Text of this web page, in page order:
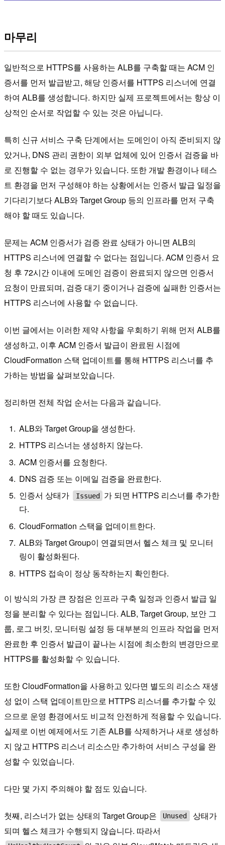
마무리
일반적으로 HTTPS를 사용하는 ALB를 구축할 때는 ACM 인
증서를 먼저 발급받고, 해당 인증서를 HTTPS 리스너에 연결
하여 ALB를 생성합니다. 하지만 실제 프로젝트에서는 항상 이
상적인 순서로 작업할 수 있는 것은 아닙니다.
특히 신규 서비스 구축 단계에서는 도메인이 아직 준비되지 않
았거나, DNS 관리 권한이 외부 업체에 있어 인증서 검증을 바
로 진행할 수 없는 경우가 있습니다. 또한 개발 환경이나 테스
트 환경을 먼저 구성해야 하는 상황에서는 인증서 발급 일정을
기다리기보다 ALB와 Target Group 등의 인프라를 먼저 구축
해야 할 때도 있습니다.
문제는 ACM 인증서가 검증 완료 상태가 아니면 ALB의
HTTPS 리스너에 연결할 수 없다는 점입니다. ACM 인증서 요
청 후 72시간 이내에 도메인 검증이 완료되지 않으면 인증서
요청이 만료되며, 검증 대기 중이거나 검증에 실패한 인증서는
HTTPS 리스너에 사용할 수 없습니다.
이번 글에서는 이러한 제약 사항을 우회하기 위해 먼저 ALB를
생성하고, 이후 ACM 인증서 발급이 완료된 시점에
CloudFormation 스택 업데이트를 통해 HTTPS 리스너를 추
가하는 방법을 살펴보았습니다.
정리하면 전체 작업 순서는 다음과 같습니다.
ALB와 Target Group을 생성한다.
HTTPS 리스너는 생성하지 않는다.
ACM 인증서를 요청한다.
DNS 검증 또는 이메일 검증을 완료한다.
인증서 상태가
Issued 가 되면 HTTPS 리스너를 추가한
다.
CloudFormation 스택을 업데이트한다.
ALB와 Target Group이 연결되면서 헬스 체크 및 모니터
링이 활성화된다.
HTTPS 접속이 정상 동작하는지 확인한다.
이 방식의 가장 큰 장점은 인프라 구축 일정과 인증서 발급 일
정을 분리할 수 있다는 점입니다. ALB, Target Group, 보안 그
룹, 로그 버킷, 모니터링 설정 등 대부분의 인프라 작업을 먼저
완료한 후 인증서 발급이 끝나는 시점에 최소한의 변경만으로
HTTPS를 활성화할 수 있습니다.
또한 CloudFormation을 사용하고 있다면 별도의 리소스 재생
성 없이 스택 업데이트만으로 HTTPS 리스너를 추가할 수 있
으므로 운영 환경에서도 비교적 안전하게 적용할 수 있습니다.
실제로 이번 예제에서도 기존 ALB를 삭제하거나 새로 생성하
지 않고 HTTPS 리스너 리소스만 추가하여 서비스 구성을 완
성할 수 있었습니다.
다만 몇 가지 주의해야 할 점도 있습니다.
첫째, 리스너가 없는 상태의 Target Group은 Unused
상태가
되며 헬스 체크가 수행되지 않습니다. 따라서